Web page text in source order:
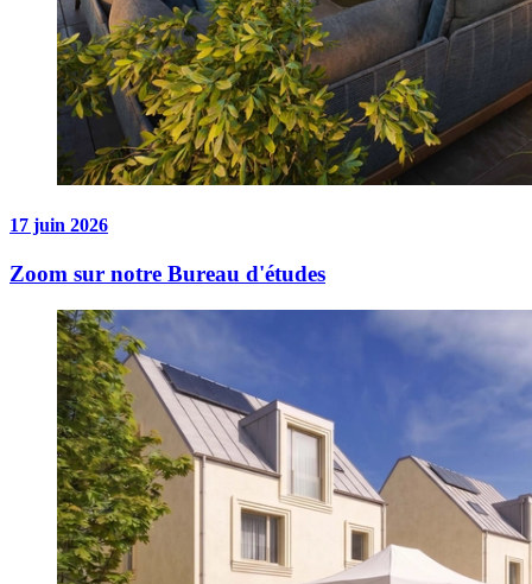
17 juin 2026
Zoom sur notre Bureau d'études